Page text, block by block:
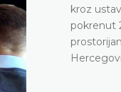
kroz
pokrenut